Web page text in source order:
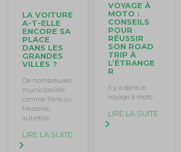
LA VOITURE
A-T-ELLE
ENCORE SA
PLACE
DANS LES
GRANDES
VILLES ?
De nombreuses
municipalités
comme Paris ou
Marseille,
autrefois
LIRE LA SUITE
VOYAGE À
MOTO :
CONSEILS
POUR
RÉUSSIR
SON ROAD
TRIP À
L’ÉTRANGE
R
Il y a dans le
voyage à moto
LIRE LA SUITE